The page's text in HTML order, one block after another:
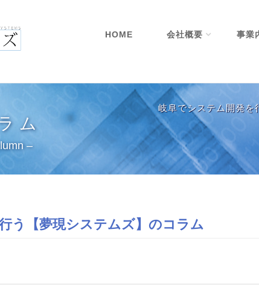
HOME 会社概要 事業
ム
–
岐阜でシステム開発を
う【夢現システムズ】のコラム